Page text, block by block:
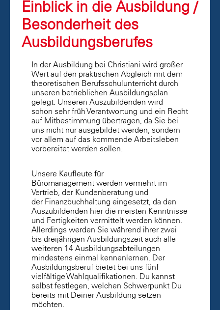
Einblick in die Ausbildung /
Besonderheit des
Ausbildungsberufes
In der Ausbildung bei Christiani wird großer
Wert auf den praktischen Abgleich mit dem
theoretischen Berufsschulunterricht durch
unseren betrieblichen Ausbildungsplan
gelegt. Unseren Auszubildenden wird
schon sehr früh Verantwortung und ein Recht
auf Mitbestimmung übertragen, da Sie bei
uns nicht nur ausgebildet werden, sondern
vor allem auf das kommende Arbeitsleben
vorbereitet werden sollen.
Unsere Kaufleute für
Büromanagement werden vermehrt im
Vertrieb, der Kundenberatung und
der Finanzbuchhaltung eingesetzt, da den
Auszubildenden hier die meisten Kenntnisse
und Fertigkeiten vermittelt werden können.
Allerdings werden Sie während ihrer zwei
bis dreijährigen Ausbildungszeit auch alle
weiteren 14 Ausbildungsabteilungen
mindestens einmal kennenlernen. Der
Ausbildungsberuf bietet bei uns fünf
vielfältige Wahlqualifikationen. Du kannst
selbst festlegen, welchen Schwerpunkt Du
bereits mit Deiner Ausbildung setzen
möchten.